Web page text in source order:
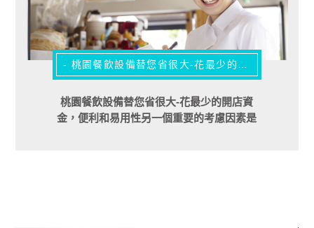
桃園餐飲設備替您省很大-花最少的開店資
金，便利和易用性另一個重要的考慮因素是